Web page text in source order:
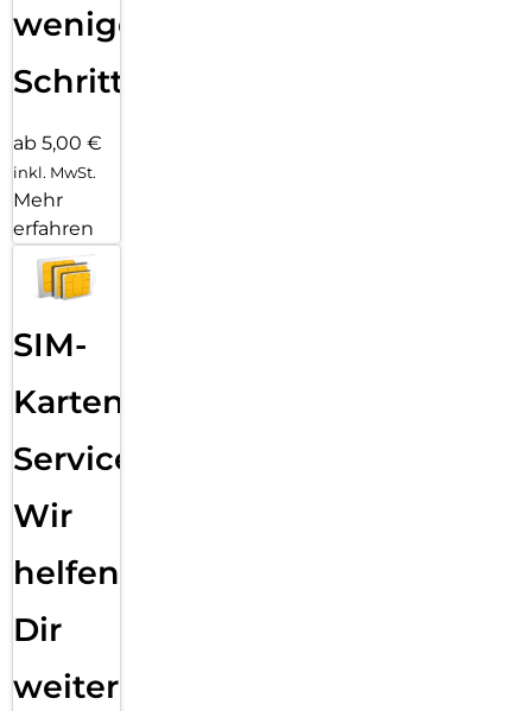
wenigen
Schritten
ab 5,00 €
inkl. MwSt.
Mehr
erfahren
SIM-
Karten
Service:
Wir
helfen
Dir
weiter